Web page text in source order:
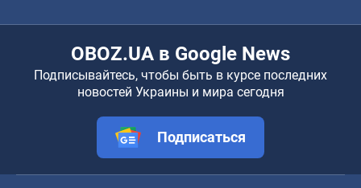
OBOZ.UA в Google News
Подписывайтесь, чтобы быть в курсе последних
новостей Украины и мира сегодня
Подписаться